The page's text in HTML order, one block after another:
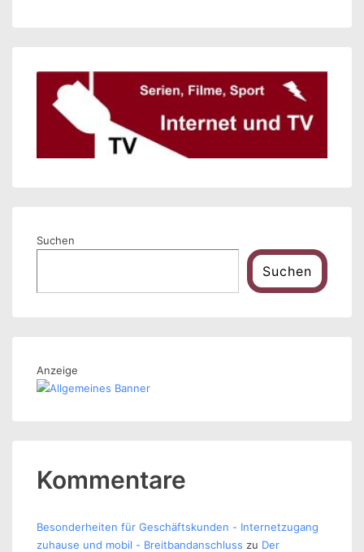
Suchen
Suchen
Anzeige
Kommentare
Besonderheiten für Geschäftskunden - Internetzugang
zuhause und mobil - Breitbandanschluss zu Der